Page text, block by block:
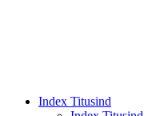
Index Titusind